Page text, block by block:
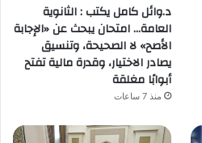
د.وائل كامل يكتب : الثانوية
العامة… امتحان يبحث عن «الإجابة
الأصح» لا الصحيحة، وتنسيق
يصادر الاختيار، وقدرة مالية تفتح
أبوابًا مغلقة
منذ 7 ساعات